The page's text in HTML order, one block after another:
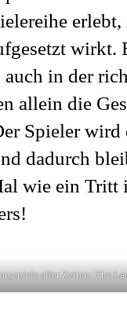
wirkt.
auch in der
allein die
Spieler
dadurch
wie ein Tritt
aller Zeiten: The